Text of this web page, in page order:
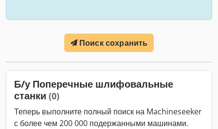
Поиск сохранить
Б/у Поперечные шлифовальные
станки (0)
Теперь выполните полный поиск на Machineseeker
с более чем 200 000 подержанными машинами.